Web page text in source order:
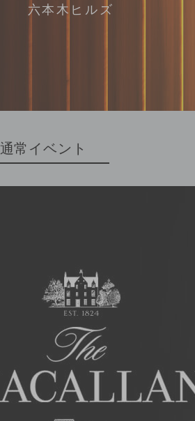
六本木ヒルズ
通常イベント